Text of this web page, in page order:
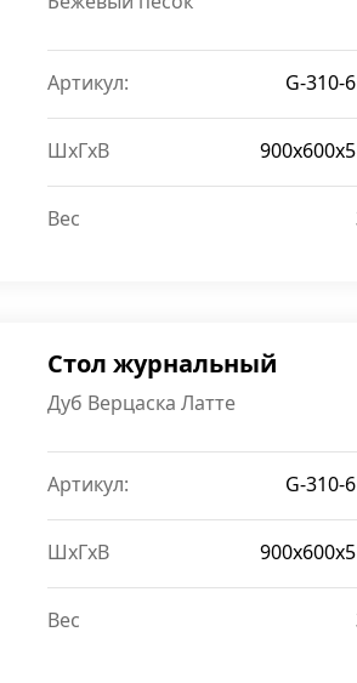
Артикул: G-310-
ШxГxВ
Вес
Стол журнальный
Дуб Верцаска Латте
Артикул: G-310-
ШxГxВ
Вес